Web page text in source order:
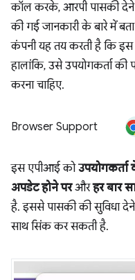
कॉल करके, आरपी पासकी देने
की गई जानकारी के बारे में
कंपनी यह तय करती है कि
हालांकि, उसे उपयोगकर्ता
करना चाहिए.
Browser Support
इस एपीआई कोउपयोगकर्ता
अपडेट होने परऔरहर बार
है. इससे पासकी की सुविधा
साथ सिंक कर सकती है.